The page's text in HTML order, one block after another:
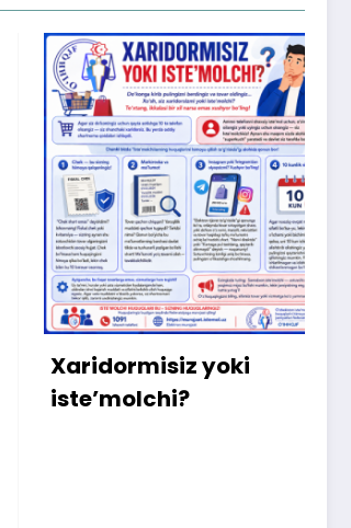
Xaridormisiz yoki
iste’molchi?